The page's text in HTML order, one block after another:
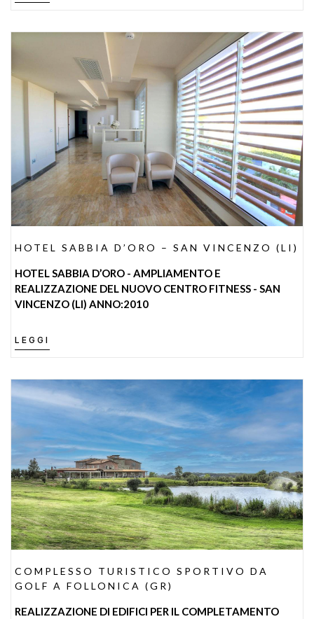
HOTEL SABBIA D’ORO – SAN VINCENZO (LI)
HOTEL SABBIA D’ORO - AMPLIAMENTO E
REALIZZAZIONE DEL NUOVO CENTRO FITNESS - SAN
VINCENZO (LI) ANNO:2010
LEGGI
COMPLESSO TURISTICO SPORTIVO DA
GOLF A FOLLONICA (GR)
REALIZZAZIONE DI EDIFICI PER IL COMPLETAMENTO